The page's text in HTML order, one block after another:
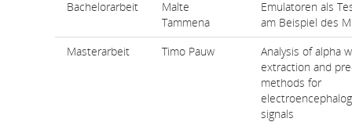
Bachelorarbeit
Malte
Tammena
Emulatoren als
am Beispiel des
Masterarbeit
Timo Pauw
Analysis of alpha
extraction and
methods for
signals